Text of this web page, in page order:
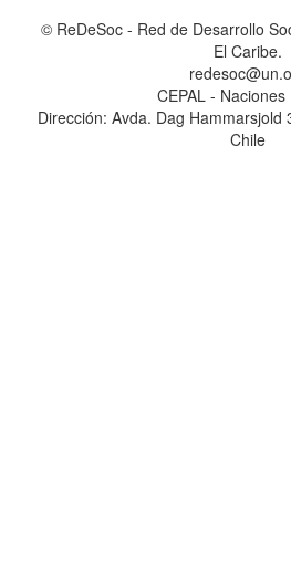
© ReDeSoc - Red de Desarrollo
El Caribe.
CEPAL - Naciones
Dirección: Avda. Dag Hammarsjold
Chile